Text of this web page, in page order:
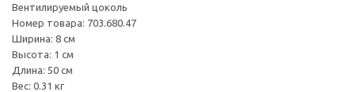
Вентилируемый цоколь
Номер товара: 703.680.47
Ширина: 8 см
Высота: 1 см
Длина: 50 см
Вес: 0.31 кг